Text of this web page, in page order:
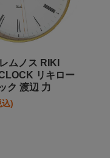
ムノス RIKI
リキロー
ク 渡辺 力
)